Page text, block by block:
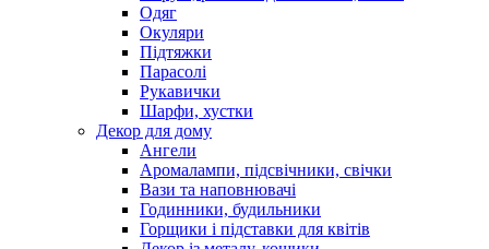
Одяг
Окуляри
Підтяжки
Парасолі
Рукавички
Шарфи, хустки
Декор для дому
Ангели
Аромалампи, підсвічники, свічки
Вази та наповнювачі
Годинники, будильники
Горщики і підставки для квітів